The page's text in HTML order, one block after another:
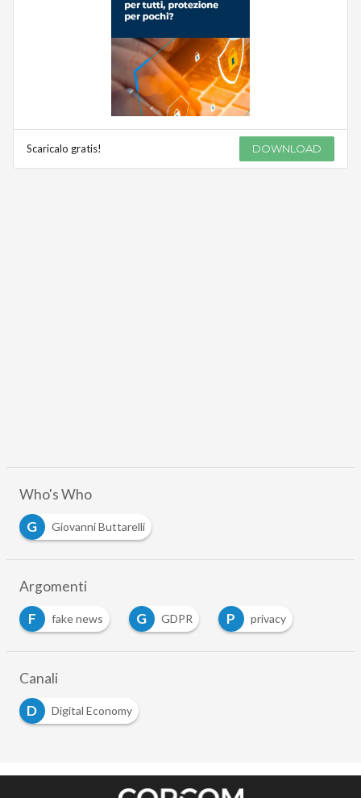
Scaricalo gratis! DOWNLOAD
Who's Who
G
Giovanni Buttarelli
Argomenti
F
fake news G GDPR P privacy
Canali
D
Digital Economy